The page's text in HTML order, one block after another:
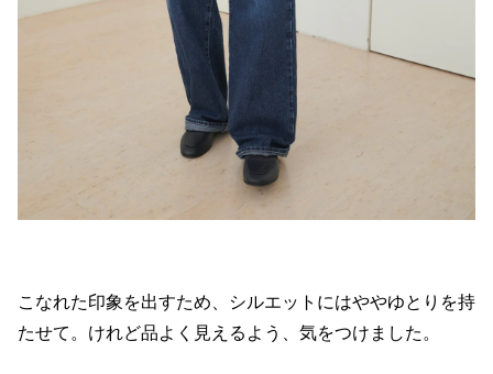
こなれた印象を出すため、シルエットにはややゆとりを持
たせて。けれど品よく見えるよう、気をつけました。